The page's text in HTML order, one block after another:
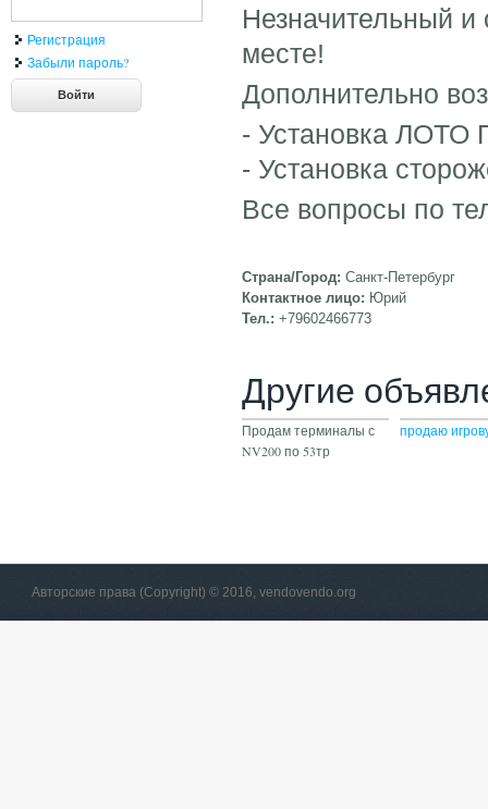
Незначительный
месте!
Дополнительно
- Установка ЛОТО
- Установка
Все вопросы по
Страна/Город: Санкт-Петербург
Контактное лицо: Юрий
Тел.: +79602466773
Другие
Продам терминалы с
NV200 по 53тр
продаю
Регистрация
Забыли пароль?
Авторские права (Copyright) © 2016, vendovendo.org